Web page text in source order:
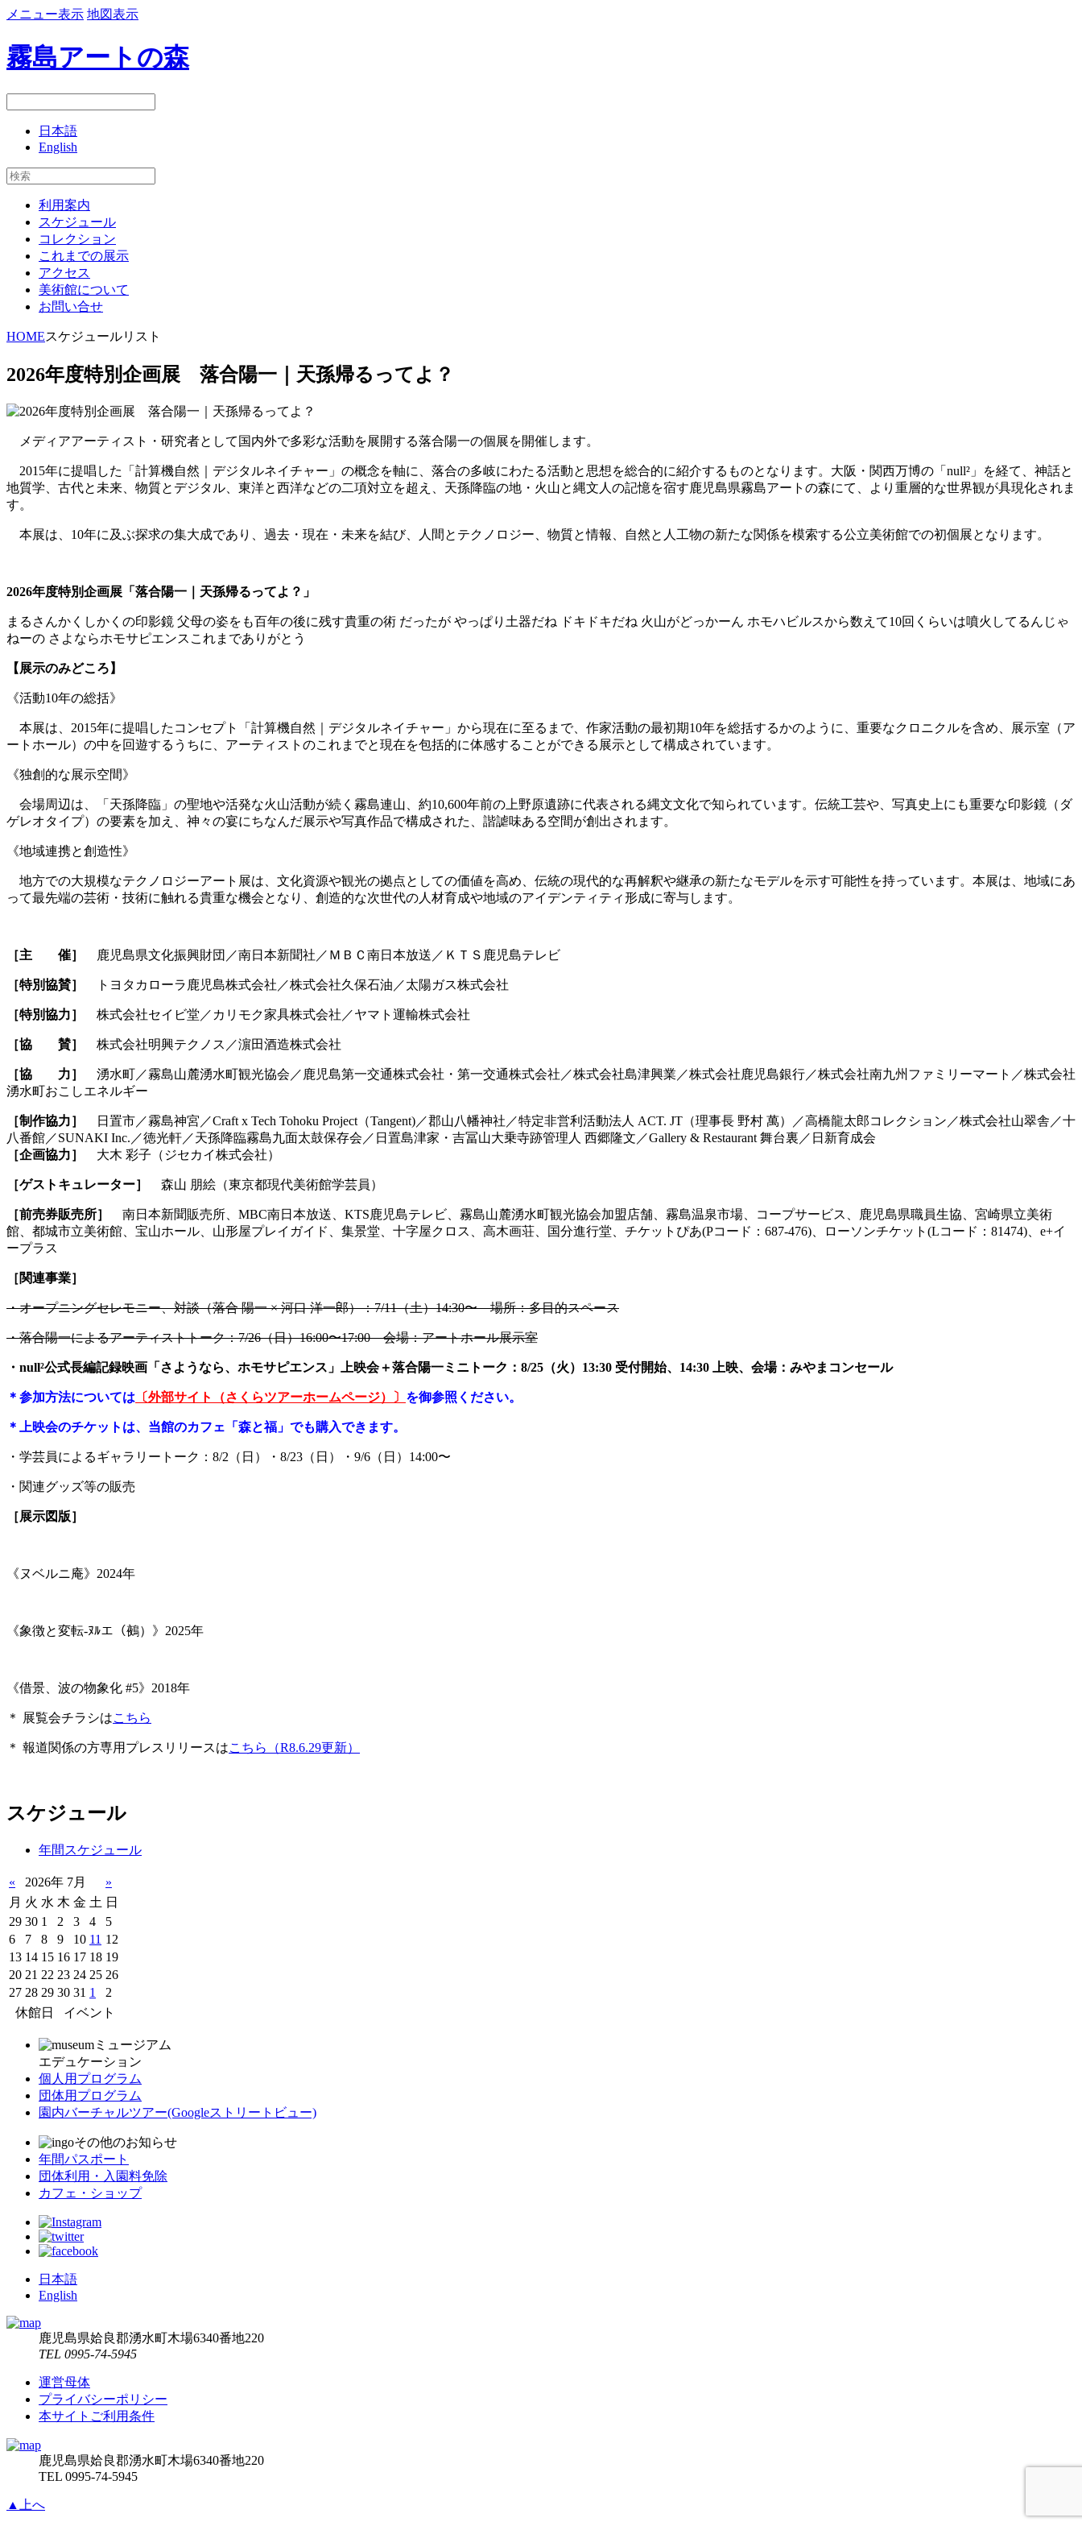
メニュー表示 地図表示
霧島アートの森
日本語
English
利用案内
スケジュール
コレクション
これまでの展示
アクセス
美術館について
お問い合せ
HOMEスケジュールリスト
2026年度特別企画展 落合陽一｜天孫帰るってよ？
メディアアーティスト・研究者として国内外で多彩な活動を展開する落合陽一の個展を開催します。
2015年に提唱した「計算機自然｜デジタルネイチャー」の概念を軸に、落合の多岐にわたる活動と思想を総合的に紹介するものとなります。大阪・関西万博の「null²」を経て、神話と
地質学、古代と未来、物質とデジタル、東洋と西洋などの二項対立を超え、天孫降臨の地・火山と縄文人の記憶を宿す鹿児島県霧島アートの森にて、より重層的な世界観が具現化されま
す。
本展は、10年に及ぶ探求の集大成であり、過去・現在・未来を結び、人間とテクノロジー、物質と情報、自然と人工物の新たな関係を模索する公立美術館での初個展となります。
2026年度特別企画展「落合陽一｜天孫帰るってよ？」
まるさんかくしかくの印影鏡 ⽗⺟の姿をも百年の後に残す貴重の術 だったが やっぱり⼟器だね ドキドキだね ⽕⼭がどっかーん ホモハビルスから数えて10回くらいは噴⽕してるんじゃ
ねーの さよならホモサピエンスこれまでありがとう
【展示のみどころ】
《活動10年の総括》
本展は、2015年に提唱したコンセプト「計算機自然｜デジタルネイチャー」から現在に至るまで、作家活動の最初期10年を総括するかのように、重要なクロニクルを含め、展示室（ア
ートホール）の中を回遊するうちに、アーティストのこれまでと現在を包括的に体感することができる展示として構成されています。
《独創的な展示空間》
会場周辺は、「天孫降臨」の聖地や活発な火山活動が続く霧島連山、約10,600年前の上野原遺跡に代表される縄文文化で知られています。伝統工芸や、写真史上にも重要な印影鏡（ダ
ゲレオタイプ）の要素を加え、神々の宴にちなんだ展示や写真作品で構成された、諧謔味ある空間が創出されます。
《地域連携と創造性》
地方での大規模なテクノロジーアート展は、文化資源や観光の拠点としての価値を高め、伝統の現代的な再解釈や継承の新たなモデルを示す可能性を持っています。本展は、地域にあ
って最先端の芸術・技術に触れる貴重な機会となり、創造的な次世代の人材育成や地域のアイデンティティ形成に寄与します。
［主 催］ 鹿児島県文化振興財団／南日本新聞社／ＭＢＣ南日本放送／ＫＴＳ鹿児島テレビ
［特別協賛］ トヨタカローラ鹿児島株式会社／株式会社久保石油／太陽ガス株式会社
［特別協力］ 株式会社セイビ堂／カリモク家具株式会社／ヤマト運輸株式会社
［協 賛］ 株式会社明興テクノス／濵田酒造株式会社
［協 力］
湧水町／霧島山麓湧水町観光協会／鹿児島第一交通株式会社・第一交通株式会社／株式会社島津興業／株式会社鹿児島銀行／株式会社南九州ファミリーマート／株式会社
湧水町おこしエネルギー
［制作協力］
日置市／霧島神宮／Craft x Tech Tohoku Project（Tangent)／郡山八幡神社／特定非営利活動法人 ACT. JT（理事長 野村 萬）／高橋龍太郎コレクション／株式会社山翠舎／十
八番館／SUNAKI Inc.／徳光軒／天孫降臨霧島九面太鼓保存会／日置島津家・吉冨山大乗寺跡管理人 西郷隆文／Gallery & Restaurant 舞台裏／日新育成会
［企画協力］
大木 彩子（ジセカイ株式会社）
［ゲストキュレーター］ 森山 朋絵（東京都現代美術館学芸員）
［前売券販売所］ 南日本新聞販売所、MBC南日本放送、KTS鹿児島テレビ、霧島山麓湧水町観光協会加盟店舗、霧島温泉市場、コープサービス、鹿児島県職員生協、宮崎県立美術
館、都城市立美術館、宝山ホール、山形屋プレイガイド、集景堂、十字屋クロス、高木画荘、国分進行堂、チケットぴあ(Pコード：687-476)、ローソンチケット(Lコード：81474)、e+イ
ープラス
［関連事業］
・オープニングセレモニー、対談（落合 陽一 × 河口 洋一郎）：7/11（土）14:30〜 場所：多目的スペース
・落合陽一によるアーティストトーク：7/26（日）16:00〜17:00 会場：アートホール展示室
・null²公式長編記録映画「さようなら、ホモサピエンス」上映会＋落合陽一ミニトーク：8/25（火）13:30 受付開始、14:30 上映、会場：みやまコンセール
＊参加方法については 〔外部サイト（さくらツアーホームページ）〕 を御参照ください。
＊上映会のチケットは、当館のカフェ「森と福」でも購入できます。
・学芸員によるギャラリートーク：8/2（日）・8/23（日）・9/6（日）14:00〜
・関連グッズ等の販売
［展示図版］
《ヌベルニ庵》2024年
《象徴と変転-ﾇﾙエ（鵺）》2025年
《借景、波の物象化 #5》2018年
＊ 展覧会チラシはこちら
＊ 報道関係の方専用プレスリリースはこちら（R8.6.29更新）
スケジュール
年間スケジュール
« 2026年 7月
»
月 火 水 木 金 土 日
29 30 1 2 3 4
5
6
7 8 9 10 11 12
13 14 15 16 17 18 19
20 21 22 23 24 25 26
27 28 29 30 31 1
2
休館日
イベント
ミュージアム
エデュケーション
個人用プログラム
団体用プログラム
園内バーチャルツアー(Googleストリートビュー)
その他のお知らせ
年間パスポート
団体利用・入園料免除
カフェ・ショップ
日本語
English
鹿児島県姶良郡湧水町木場6340番地220
TEL 0995-74-5945
運営母体
プライバシーポリシー
本サイトご利用条件
鹿児島県姶良郡湧水町木場6340番地220
TEL 0995-74-5945
▲上へ